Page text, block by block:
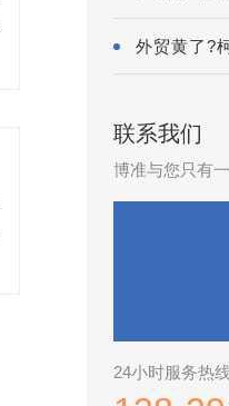
外贸黄了?
何底气···
联系我们
博准与您只有
24小时服务热